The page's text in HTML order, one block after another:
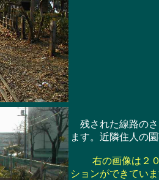
残された線路のさ
ます。近隣住人の
右の画像は２
ションができていま